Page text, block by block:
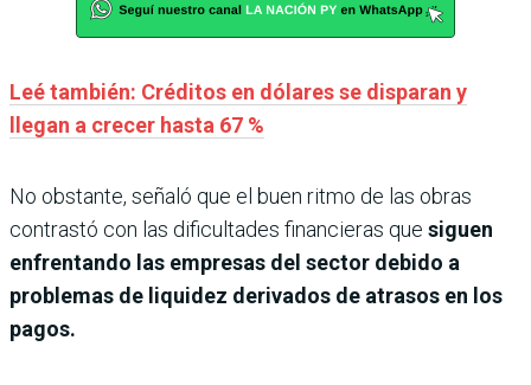
Leé también: Créditos en dólares se disparan y
llegan a crecer hasta 67 %
No obstante, señaló que el buen ritmo de las obras
contrastó con las dificultades financieras que siguen
enfrentando las empresas del sector debido a
problemas de liquidez derivados de atrasos en los
pagos.